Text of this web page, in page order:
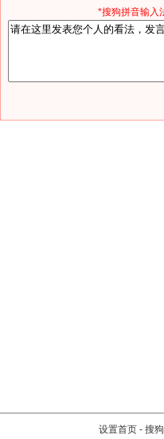
*搜狗拼音输入
设置首页 - 搜